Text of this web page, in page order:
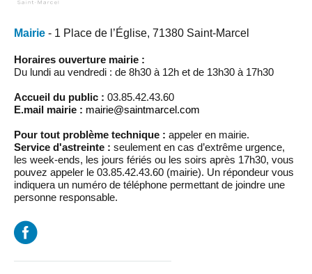
Mairie - 1 Place de l’Église, 71380 Saint-Marcel
Horaires ouverture mairie :
Du lundi au vendredi : de 8h30 à 12h et de 13h30 à 17h30
Accueil du public : 03.85.42.43.60
E.mail mairie : mairie@saintmarcel.com
Pour tout problème technique : appeler en mairie.
Service d'astreinte : seulement en cas d’extrême urgence,
les week-ends, les jours fériés ou les soirs après 17h30, vous
pouvez appeler le 03.85.42.43.60 (mairie). Un répondeur vous
indiquera un numéro de téléphone permettant de joindre une
personne responsable.